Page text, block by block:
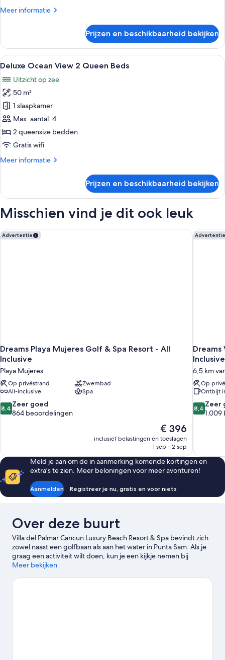
Meer informatie
Meer
2
Queen
Beds
Prijzen en beschikbaarheid bekijken
Alle
foto's
voor
Deluxe
Ocean
View
2
Queen
laden
Hotelkamer met twee bedden, een
7
Deluxe Ocean View 2 Queen Beds
Uitzicht op zee
50 m²
1 slaapkamer
Max. aantal: 4
2 queensize bedden
Gratis wifi
Meer informatie
Meer
Ocean
2
Beds
Prijzen en beschikbaarheid bekijken
Misschien vind je dit ook leuk
Advertentie
Dreams Playa Mujeres Golf & Spa Resort - All
Inclusive
Playa Mujeres
Op privéstrand
Zwembad
All-inclusive
Spa
8.4
van
864
beoordelingen
8,4 Zeer goed
864 beoordelingen
De
prijs
is
€ 396
inclusief belastingen en toeslagen
1 sep - 2 sep
Dreams Playa Mujeres Golf & Spa Resort - All InclusiveAdvertentie
Dreams
Inclusive
6,5 km
Op
Ontbijt
8.4
van
1.009
8,4 Zeer
1.009
Dreams
Meld je aan om de in aanmerking komende kortingen en
extra's te zien. Meer beloningen voor meer avonturen!
Aanmelden Registreer je nu, gratis en voor niets
Over deze buurt
Villa del Palmar Cancun Luxury Beach Resort & Spa bevindt zich
zowel naast een golfbaan als aan het water in Punta Sam. Als je
graag een activiteit wilt doen, kun je een kijkje nemen bij
Ultramar Ferry Puerto Juárez en Veerbootterminal van Isla
bezoekje aan Playa Tortugas en Playa Langosta. Ga je met je
Meer bekijken